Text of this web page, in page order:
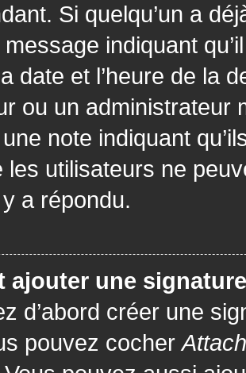
Si quelqu’un a
indiquant
date et l’heure de la
ou un administrateur
note indiquant
les utilisateurs ne
y a répondu.
ajouter une
d’abord créer une
pouvez cocher